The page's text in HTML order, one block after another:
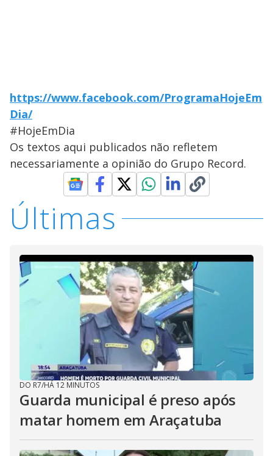
https://www.facebook.com/ProgramaHojeEm
Dia/
#HojeEmDia
Os textos aqui publicados não refletem
necessariamente a opinião do Grupo Record.
Últimas
DO R7/HÁ 12 MINUTOS
Guarda municipal é preso após
matar homem em Araçatuba